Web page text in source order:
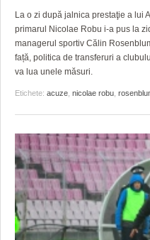
La o zi după jalnica prestaţie a lui
primarul Nicolae Robu i-a pus la
managerul sportiv Călin
față, politica de transferuri a
va lua unele măsuri.
Etichete: acuze nicolae robu